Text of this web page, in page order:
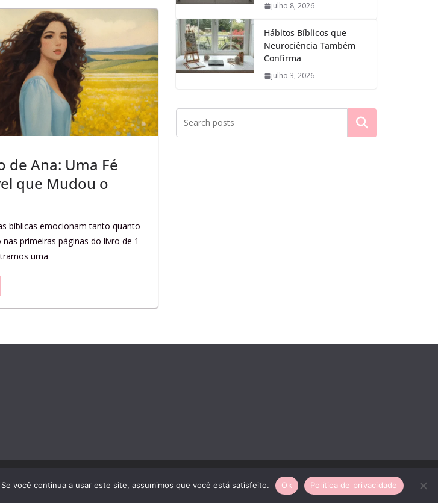
de Ana: Uma Fé
que Mudou o
bíblicas emocionam tanto quanto
nas primeiras páginas do livro de 1
uma
julho 8, 2026
Hábitos Bíblicos que
Neurociência Também
Confirma
julho 3, 2026
Pesquisar
você continua a usar este site, assumimos que você está satisfeito. Ok Política de privacidade